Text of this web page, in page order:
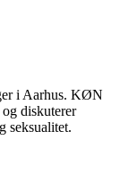
i Aarhus. KØN
diskuterer
seksualitet.